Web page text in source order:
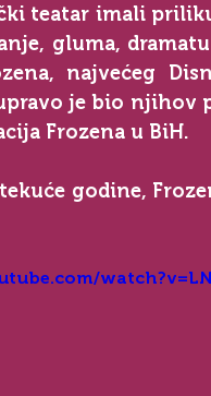
teatar imali
gluma,
najvećeg
je bio njihov
Frozena u BiH.
godine,